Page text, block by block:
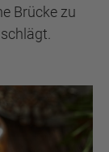
Brücke zu